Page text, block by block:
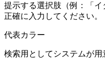
提示する選択肢（例：「
正確に入力してください。
代表カラー
検索用としてシステムが